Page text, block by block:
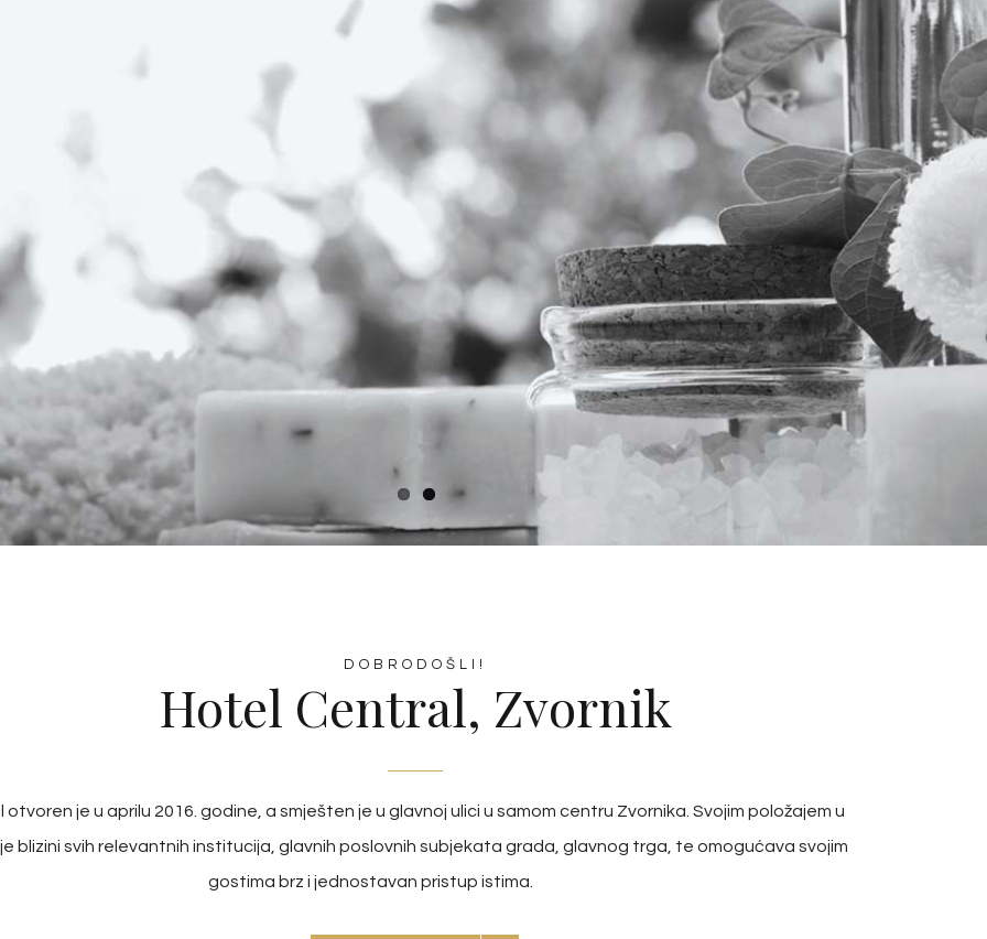
Stojimo na usluzi da učinimo Vaš boravak nezaboravnim
DOBRODOŠLI!
Hotel Central, Zvornik
je u aprilu 2016. godine, a smješten je u glavnoj ulici u samom centru Zvornika. Svojim položajem u
blizini svih relevantnih institucija, glavnih poslovnih subjekata grada, glavnog trga, te omogućava svojim
gostima brz i jednostavan pristup istima.